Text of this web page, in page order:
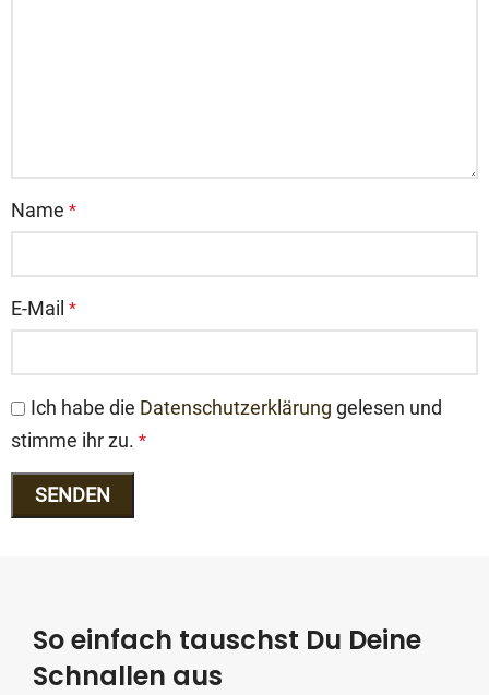
Name *
E-Mail *
Ich habe die Datenschutzerklärung gelesen und
stimme ihr zu. *
So einfach tauschst Du Deine
Schnallen aus